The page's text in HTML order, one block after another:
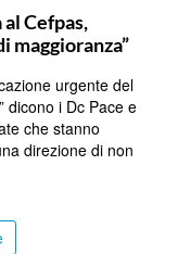
Cefpas,
maggioranza”
urgente del
dicono i Dc Pace e
che stanno
direzione di non